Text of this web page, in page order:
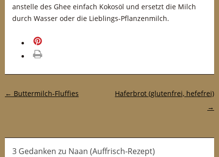
anstelle des Ghee einfach Kokosöl und ersetzt die Milch
durch Wasser oder die Lieblings-Pflanzenmilch.
Post-Navigation
← Buttermilch-Fluffies
Haferbrot (glutenfrei, hefefrei)
→
3 Gedanken zu Naan (Auffrisch-Rezept)